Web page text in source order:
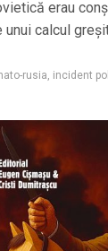
erau
unui calcul
rusia, incident